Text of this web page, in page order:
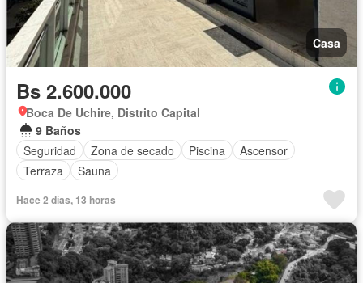
Casa
Bs 2.600.000
Boca De Uchire, Distrito Capital
9 Baños
Seguridad
Zona de secado Piscina
Ascensor
Terraza
Sauna
Hace 2 días, 13 horas